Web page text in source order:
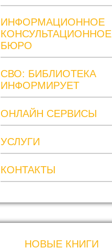
ИНФОРМАЦИОННОЕ
КОНСУЛЬТАЦИОННОЕ
БЮРО
СВО: БИБЛИОТЕКА
ИНФОРМИРУЕТ
ОНЛАЙН СЕРВИСЫ
УСЛУГИ
КОНТАКТЫ
НОВЫЕ КНИГИ